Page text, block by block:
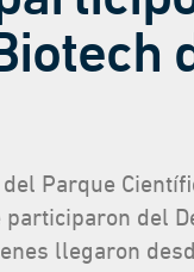
Parque
participaron del
llegaron